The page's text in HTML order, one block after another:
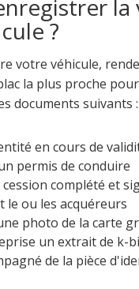
la
?
votre véhicule,
la plus proche
documents suivants :
en cours de
permis de conduire
complété et
le ou les acquéreurs
photo de la carte
un extrait de k-
de la pièce